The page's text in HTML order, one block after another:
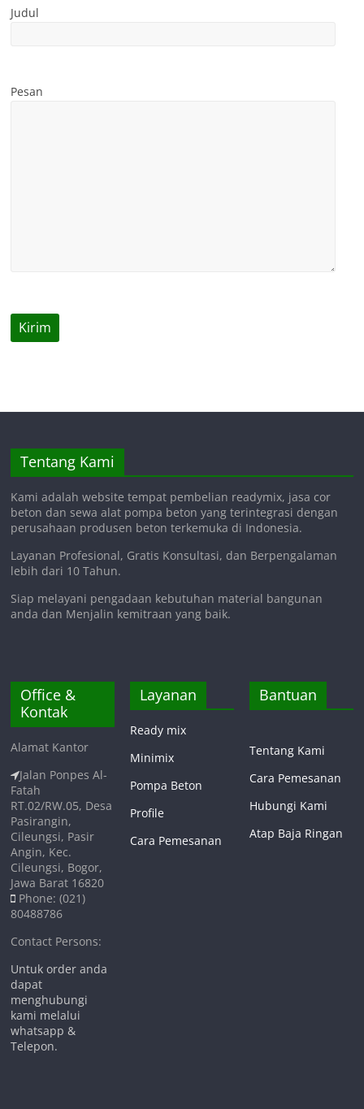
Judul
Pesan
Tentang Kami
Kami adalah website tempat pembelian readymix, jasa cor
beton dan sewa alat pompa beton yang terintegrasi dengan
perusahaan produsen beton terkemuka di Indonesia.
Layanan Profesional, Gratis Konsultasi, dan Berpengalaman
lebih dari 10 Tahun.
Siap melayani pengadaan kebutuhan material bangunan
anda dan Menjalin kemitraan yang baik.
Office &
Kontak
Alamat Kantor
Jalan Ponpes Al-
Fatah
RT.02/RW.05, Desa
Pasirangin,
Cileungsi, Pasir
Angin, Kec.
Cileungsi, Bogor,
Jawa Barat 16820
Phone: (021)
80488786
Contact Persons:
Untuk order anda
dapat
menghubungi
kami melalui
whatsapp &
Telepon.
Layanan
Ready mix
Minimix
Pompa Beton
Profile
Cara Pemesanan
Bantuan
Tentang Kami
Cara Pemesanan
Hubungi Kami
Atap Baja Ringan